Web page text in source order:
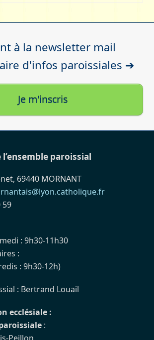
à la newsletter mail
d'infos paroissiales ➔
Je m'inscris
paroissial
69440 MORNANT
59
: 9h30-11h30
:
: 9h30-12h)
: Bertrand Louail
ecclésiale :
: